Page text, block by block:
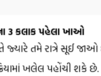
3 કલાક પહેલા ખાઓ
જ્યારે તમે રાત્રે સૂઈ
ખલેલ પહોંચી શકે